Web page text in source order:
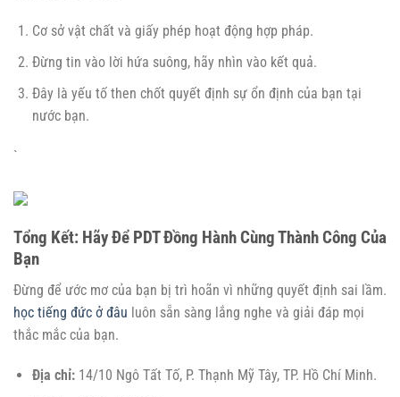
Cơ sở vật chất và giấy phép hoạt động hợp pháp.
Đừng tin vào lời hứa suông, hãy nhìn vào kết quả.
Đây là yếu tố then chốt quyết định sự ổn định của bạn tại
nước bạn.
`
Tổng Kết: Hãy Để PDT Đồng Hành Cùng Thành Công Của
Bạn
Đừng để ước mơ của bạn bị trì hoãn vì những quyết định sai lầm.
học tiếng đức ở đâu luôn sẵn sàng lắng nghe và giải đáp mọi
thắc mắc của bạn.
Địa chỉ:14/10 Ngô Tất Tố, P. Thạnh Mỹ Tây, TP. Hồ Chí Minh.